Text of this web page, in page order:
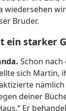
wiedersehen
Bruder.
ein starker
Schon
sich Martin,
deiner
Er